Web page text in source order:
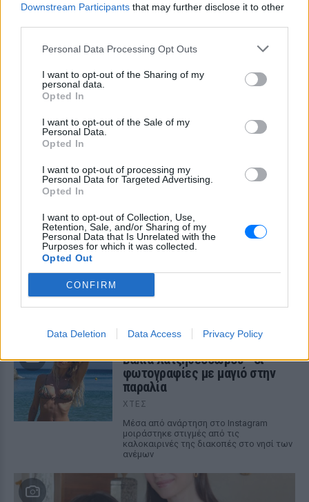
Downstream Participants that may further disclose it to other
Personal Data Processing Opt Outs
I want to opt-out of the Sharing of my
personal data.
Opted In
I want to opt-out of the Sale of my
Personal Data.
Opted In
I want to opt-out of processing my
Personal Data for Targeted Advertising.
Opted In
I want to opt-out of Collection, Use,
Retention, Sale, and/or Sharing of my
Personal Data that Is Unrelated with the
Purposes for which it was collected.
Opted Out
CONFIRM
Data Deletion Data Access Privacy Policy
ΔΕΙΤΕ ΕΠΙΣΗΣ
ΣΤΗΝ ΙΔΙΑ ΚΑΤΗΓΟΡΙΑ
Ατύχημα για τον Ιβάν Σβιτάιλο
στην Κέρκυρα: «Θα σηκωθώ πιο
ΧΤΕΣ
Ο ηθοποιός και χορευτής μοιράστηκε
θάρρους
Φοβερή ιστορία στον ΟΦΗ:
διαρκείας είναι μόλις 2 μηνών
Οπαδός από κούνια κυριολεκτικά στον
Βάλια Χατζηθεοδώρου ‑ οι
φωτογραφίες με μαγιό στην
παραλία
ΧΤΕΣ
Μέσα από ανάρτηση στο Instagram
μοιράστηκε στιγμές από τις
καλοκαιρινές της διακοπές στο νησί των
ανέμων